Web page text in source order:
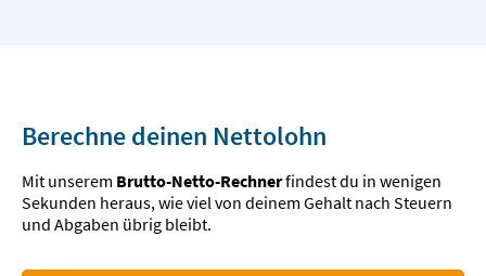
Berechne deinen Nettolohn
Mit unserem Brutto-Netto-Rechnerfindest du in wenigen
Sekunden heraus, wie viel von deinem Gehalt nach Steuern
und Abgaben übrig bleibt.